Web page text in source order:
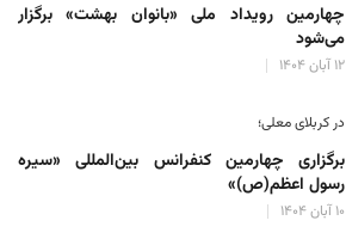
چهارمین رویداد ملی «بانوان بهشت» برگزار
می‌شود
۱۲ آبان ۱۴۰۴
در کربلای معلی؛
برگزاری چهارمین کنفرانس بین‌المللی «سیره
رسول اعظم(ص)»
۱۰ آبان ۱۴۰۴